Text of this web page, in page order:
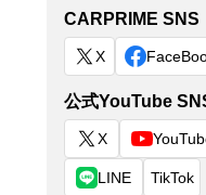
CARPRIME SNS
X
公式YouTube
X
LINE TikTok